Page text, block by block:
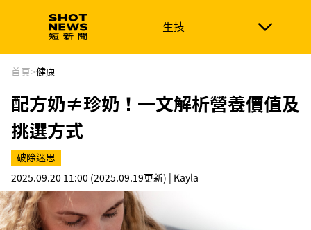
生技
生技 政治
新南向 體育
首頁>健康
配方奶≠珍奶！一文解析營養價值及
挑選方式
破除迷思
2025.09.20 11:00 (2025.09.19更新) | Kayla